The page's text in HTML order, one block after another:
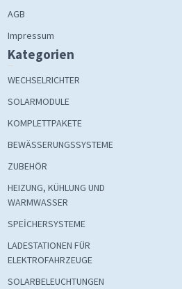
AGB
Impressum
Kategorien
WECHSELRICHTER
SOLARMODULE
KOMPLETTPAKETE
BEWÄSSERUNGSSYSTEME
ZUBEHÖR
HEIZUNG, KÜHLUNG UND
WARMWASSER
SPEİCHERSYSTEME
LADESTATIONEN FÜR
ELEKTROFAHRZEUGE
SOLARBELEUCHTUNGEN